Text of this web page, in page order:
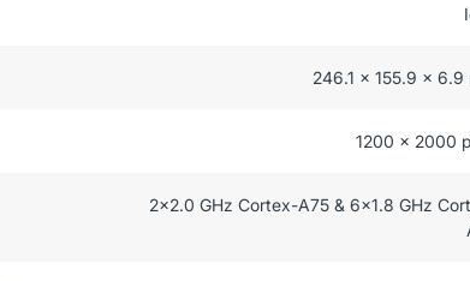
246.1 x 155.9 x 6.9
1200 x 2000
2x2.0 GHz Cortex-A75 & 6x1.8 GHz